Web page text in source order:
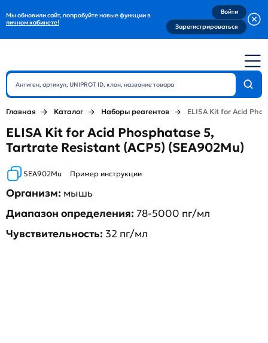
Мы обновили сайт, попробуйте новые функции в
личном кабинете!
Войти
Зарегистрироваться
Главная Каталог Наборы реагентов ELISA Kit for Acid
ELISA Kit for Acid Phosphatase 5,
Tartrate Resistant (ACP5) (SEA902Mu)
SEA902Mu Пример инструкции
Организм: мышь
Диапазон определения:78-5000 пг/мл
Чувствительность:32 пг/мл